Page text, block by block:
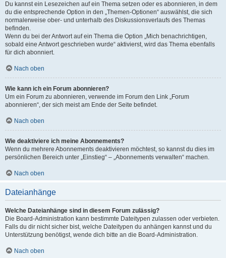
Du kannst ein Lesezeichen auf ein Thema setzen oder es abonnieren, in dem
du die entsprechende Option in den „Themen-Optionen“ auswählst, die sich
normalerweise ober- und unterhalb des Diskussionsverlaufs des Themas
befinden.
Wenn du bei der Antwort auf ein Thema die Option „Mich benachrichtigen,
sobald eine Antwort geschrieben wurde“ aktivierst, wird das Thema ebenfalls
für dich abonniert.
Nach oben
Wie kann ich ein Forum abonnieren?
Um ein Forum zu abonnieren, verwende im Forum den Link „Forum
abonnieren“, der sich meist am Ende der Seite befindet.
Nach oben
Wie deaktiviere ich meine Abonnements?
Wenn du mehrere Abonnements deaktivieren möchtest, so kannst du dies im
persönlichen Bereich unter „Einstieg“ – „Abonnements verwalten“ machen.
Nach oben
Dateianhänge
Welche Dateianhänge sind in diesem Forum zulässig?
Die Board-Administration kann bestimmte Dateitypen zulassen oder verbieten.
Falls du dir nicht sicher bist, welche Dateitypen du anhängen kannst und du
Unterstützung benötigst, wende dich bitte an die Board-Administration.
Nach oben